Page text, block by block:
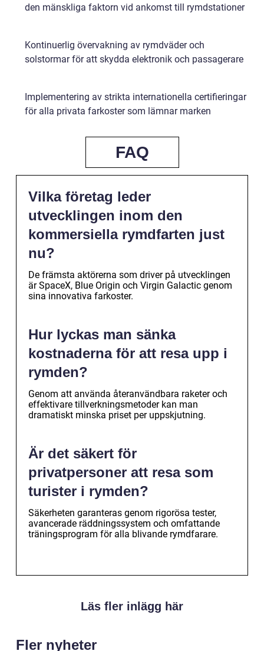
den mänskliga faktorn vid ankomst till rymdstationer
Kontinuerlig övervakning av rymdväder och
solstormar för att skydda elektronik och passagerare
Implementering av strikta internationella certifieringar
för alla privata farkoster som lämnar marken
FAQ
Vilka företag leder
utvecklingen inom den
kommersiella rymdfarten just
nu?
De främsta aktörerna som driver på utvecklingen
är SpaceX, Blue Origin och Virgin Galactic genom
sina innovativa farkoster.
Hur lyckas man sänka
kostnaderna för att resa upp i
rymden?
Genom att använda återanvändbara raketer och
effektivare tillverkningsmetoder kan man
dramatiskt minska priset per uppskjutning.
Är det säkert för
privatpersoner att resa som
turister i rymden?
Säkerheten garanteras genom rigorösa tester,
avancerade räddningssystem och omfattande
träningsprogram för alla blivande rymdfarare.
Läs fler inlägg här
Fler nyheter